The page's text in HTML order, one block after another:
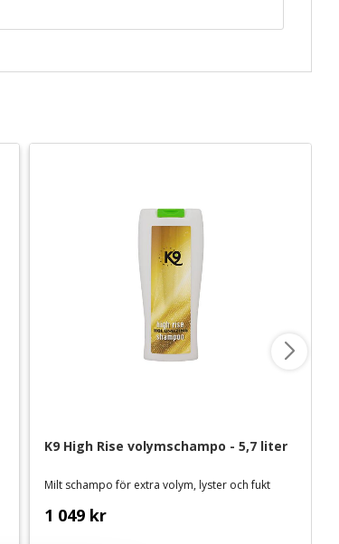
K9 High Rise volymschampo - 5,7 liter
Milt schampo för extra volym, lyster och fukt
1 049 kr